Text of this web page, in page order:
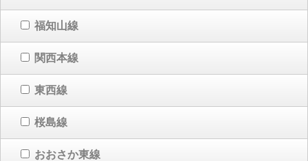
福知山線
関西本線
東西線
桜島線
おおさか東線